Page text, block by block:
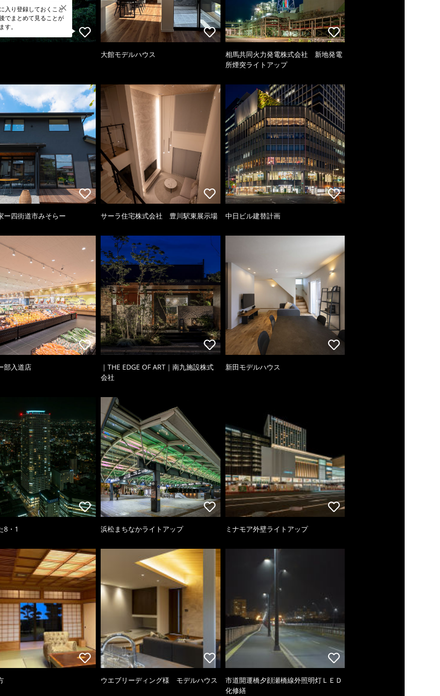
入り登録しておくこと
でまとめて見ることが
す。
大館モデルハウス
相馬共同火力発電株式会社 新地発電
所煙突ライトアップ
ー四街道市みそらー サーラ住宅株式会社 豊川駅東展示場 中日ビル建替計画
部入道店
｜THE EDGE OF ART｜南九施設株式
会社
新田モデルハウス
8・1 浜松まちなかライトアップ ミナモア外壁ライトアップ
ウエブリーディング様 モデルハウス
市道開運橋夕顔瀬橋線外照明灯ＬＥＤ
化修繕